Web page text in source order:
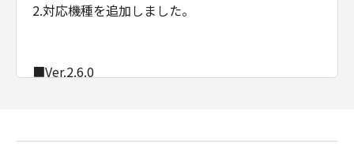
2.対応機種を追加しました。
■Ver.2.6.0